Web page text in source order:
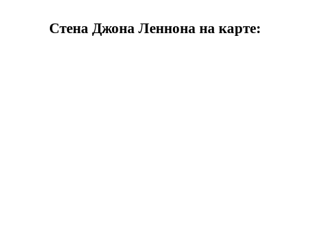
Стена Джона Леннона на карте: